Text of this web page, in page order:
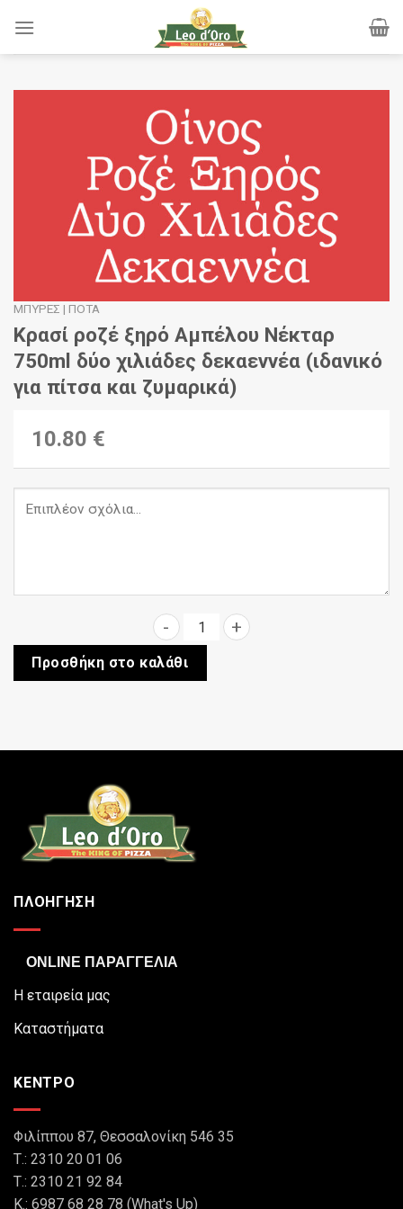
ΜΠΎΡΕΣ | ΠΟΤΆ
Κρασί ροζέ ξηρό Αμπέλου Νέκταρ
750ml δύο χιλιάδες δεκαεννέα (ιδανικό
για πίτσα και ζυμαρικά)
10.80 €
Κρασί ροζέ ξηρό Αμπέλου
Προσθήκη στο καλάθι
ΠΛΟΗΓΗΣΗ
ONLINE ΠΑΡΑΓΓΕΛΙΑ
Η εταιρεία μας
Καταστήματα
ΚΕΝΤΡΟ
Φιλίππου 87, Θεσσαλονίκη 546 35
Τ.: 2310 20 01 06
Τ.: 2310 21 92 84
Κ.: 6987 68 28 78 (What's Up)